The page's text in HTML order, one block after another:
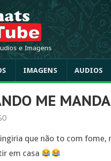
e Imagens
IMAGENS AUDIOS
ME
que não to com
em casa